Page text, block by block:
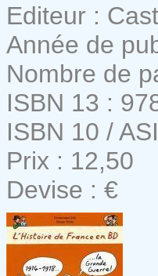
Editeur :
Année de
Nombre de
ISBN 13 :
ISBN 10 /
Prix : 12,50
Devise : €